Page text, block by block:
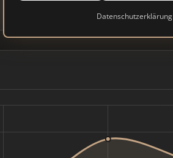
Datenschutzerklärung